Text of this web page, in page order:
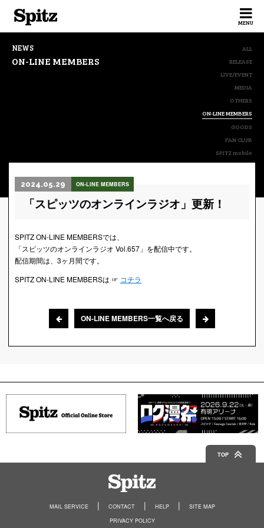
MENU
NEWS
ON-LINE MEMBERS
ALL
RELEASE
LIVE/EVENT
MEDIA
OTHERS
ON-LINE MEMBERS
GOODS
FAN CLUB
SPITZ mobile
2024.05.29 ON-LINE MEMBERS
「スピッツのオンラインラジオ」更新！
SPITZ ON-LINE MEMBERSでは、
「スピッツのオンラインラジオ Vol.657」を配信中です。
配信期間は、3ヶ月間です。
SPITZ ON-LINE MEMBERSは ☞ コチラ
ON-LINE MEMBERS一覧へ戻る
TOP
MAIL SERVICE CONTACT HELP
SITE MAP
PRIVACY POLICY